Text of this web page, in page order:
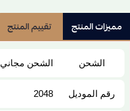
مميزات المنتج تقييم المنتج
الشحن الشحن مجاني
رقم الموديل 2048